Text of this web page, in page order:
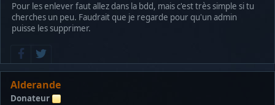
Pour les enlever faut allez dans la bdd, mais c'est très simple si tu
cherches un peu. Faudrait que je regarde pour qu'un admin
puisse les supprimer.
Alderande
Donateur